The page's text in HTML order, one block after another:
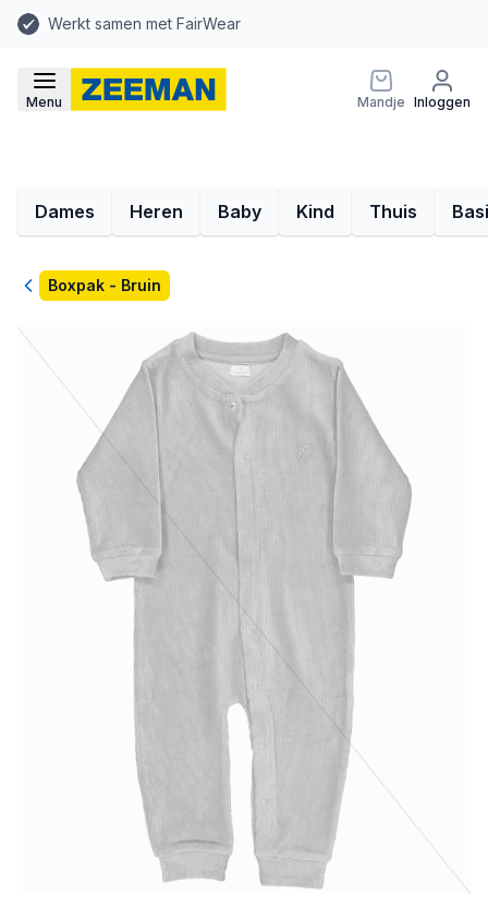
Werkt samen met FairWear
Menu Mandje Inloggen
Dames Heren Baby Kind Thuis
TerugBoxpak - Bruin